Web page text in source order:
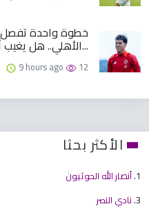
خطوة واحدة تفصل
الأهلي.. هل يغيب أم...
9 hours ago 12
الأكثر بحثا
1. أنصار الله الحوثيون
3. نادي النصر